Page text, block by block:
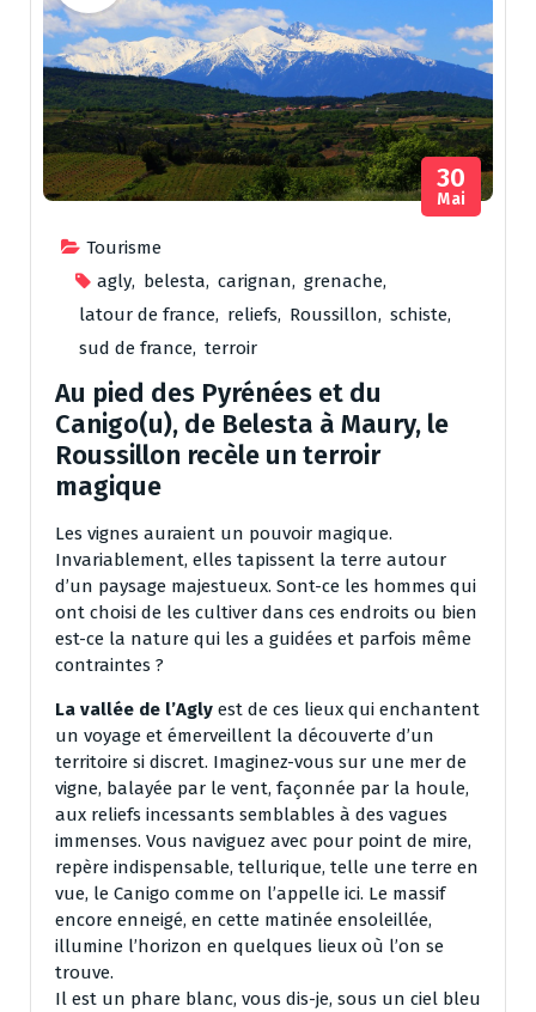
Tourisme
agly, belesta, carignan, grenache,
latour de france, reliefs, Roussillon, schiste,
sud de france, terroir
30
Mai
Au pied des Pyrénées et du
Canigo(u), de Belesta à Maury, le
Roussillon recèle un terroir
magique
Les vignes auraient un pouvoir magique.
Invariablement, elles tapissent la terre autour
d’un paysage majestueux. Sont-ce les hommes qui
ont choisi de les cultiver dans ces endroits ou bien
est-ce la nature qui les a guidées et parfois même
contraintes ?
La vallée de l’Agly est de ces lieux qui enchantent
un voyage et émerveillent la découverte d’un
territoire si discret. Imaginez-vous sur une mer de
vigne, balayée par le vent, façonnée par la houle,
aux reliefs incessants semblables à des vagues
immenses. Vous naviguez avec pour point de mire,
repère indispensable, tellurique, telle une terre en
vue, le Canigo comme on l’appelle ici. Le massif
encore enneigé, en cette matinée ensoleillée,
illumine l’horizon en quelques lieux où l’on se
trouve.
Il est un phare blanc, vous dis-je, sous un ciel bleu